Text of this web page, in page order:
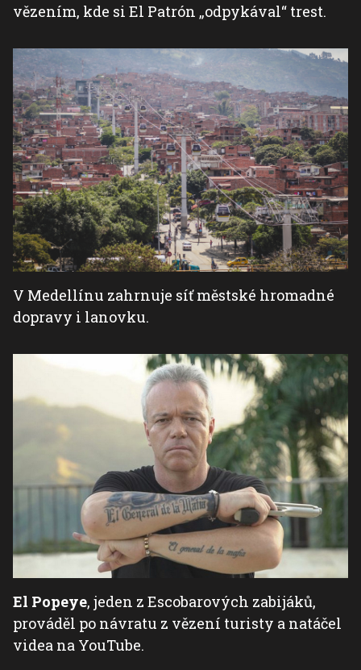
vězením, kde si El Patrón „odpykával“ trest.
V Medellínu zahrnuje síť městské hromadné
dopravy i lanovku.
El Popeye, jeden z Escobarových zabijáků,
prováděl po návratu z vězení turisty a natáčel
videa na YouTube.